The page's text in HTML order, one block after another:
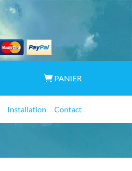
PANIER
Installation Contact